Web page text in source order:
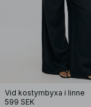
Vid kostymbyxa i linne
599 SEK